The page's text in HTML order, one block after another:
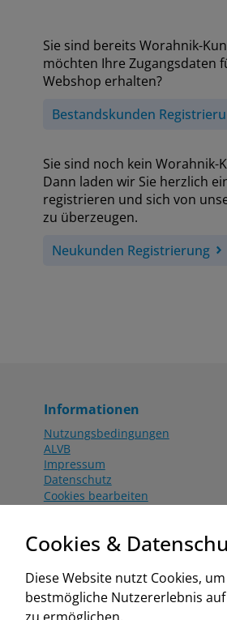
Sie sind bereits Worahnik-
möchten Ihre Zugangsdaten
Webshop erhalten?
Bestandskunden
Sie sind noch kein Worahnik-
Dann laden wir Sie herzlich
registrieren und sich von
zu überzeugen.
Neukunden Registrierung
Informationen
Nutzungsbedingungen
ALVB
Impressum
Datenschutz
Cookies bearbeiten
Aktionsbedingungen
www.worahnik.at
Zentrale Köttlach
Cookies &
Diese Website nutzt Cookies,
bestmögliche Nutzererlebnis